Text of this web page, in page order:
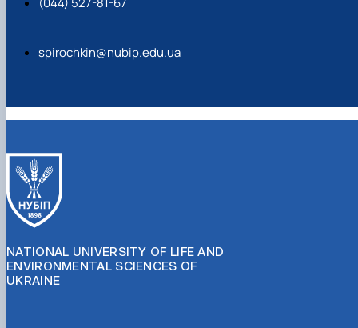
spirochkin@nubip.edu.ua
NATIONAL UNIVERSITY OF LIFE AND
ENVIRONMENTAL SCIENCES OF
UKRAINE